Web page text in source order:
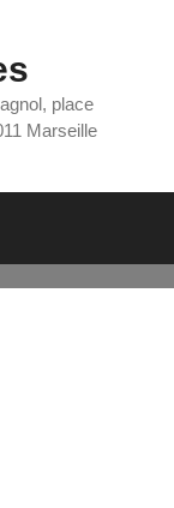
place
Marseille